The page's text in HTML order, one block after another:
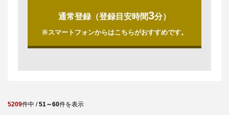
通常登録（登録目安時間3分）
※スマートフォンからはこちらがおすすめです。
5209件中 /51～60件を表示